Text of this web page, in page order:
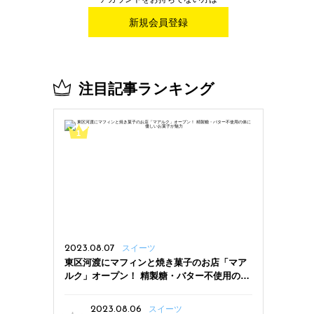
新規会員登録
注目記事ランキング
2023.08.07 スイーツ
東区河渡にマフィンと焼き菓子のお店「マア
ルク」オープン！ 精製糖・バター不使用の体
2023.08.06
スイーツ